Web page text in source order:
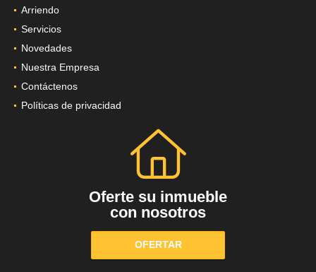
Arriendo
Servicios
Novedades
Nuestra Empresa
Contáctenos
Políticas de privacidad
Oferte su inmueble
con nosotros
OFERTAR